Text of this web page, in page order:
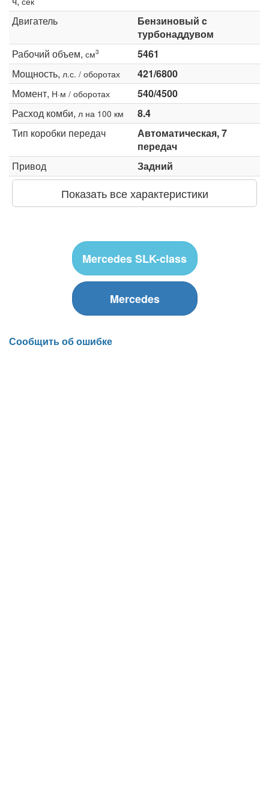
Двигатель
Бензиновый c
турбонаддувом
Рабочий объем, см3
5461
Мощность, л.с. / оборотах
421/6800
Момент, Н·м / оборотах
540/4500
Расход комби, л на 100 км
8.4
Тип коробки передач
Автоматическая, 7
передач
Привод
Задний
Показать все характеристики
Mercedes SLK-class
Mercedes
Сообщить об ошибке